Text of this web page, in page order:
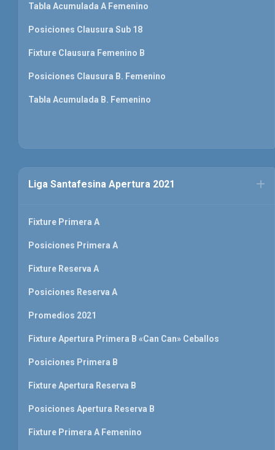
Tabla Acumulada A Femenino
Posiciones Clausura Sub 18
Fixture Clausura Femenino B
Posiciones Clausura B. Femenino
Tabla Acumulada B. Femenino
Liga Santafesina Apertura 2021
Fixture Primera A
Posiciones Primera A
Fixture Reserva A
Posiciones Reserva A
Promedios 2021
Fixture Apertura Primera B «Can Can» Ceballos
Posiciones Primera B
Fixture Apertura Reserva B
Posiciones Apertura Reserva B
Fixture Primera A Femenino